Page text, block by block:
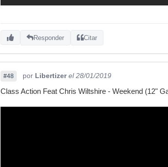
Responder Citar
#48 por Libertizer el 28/01/2019
Class Action Feat Chris Wiltshire - Weekend (12"